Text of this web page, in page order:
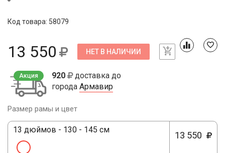
Код товара: 58079
13 550 НЕТ В НАЛИЧИИ
Акция 920
доставка до
города Армавир
Размер рамы и цвет
13 дюймов - 130 - 145 см
13 550